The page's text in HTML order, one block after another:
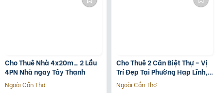
Cho Thuê Nhà 4x20m_ 2 Lầu
4PN Nhà ngay Tây Thạnh
Ngoài Cần Thơ
Cho Thuê 2 Căn Biệt Thự – Vị
Trí Đẹp Tại Phường Hạp Lĩnh,
Bắc Ninh
Ngoài Cần Thơ